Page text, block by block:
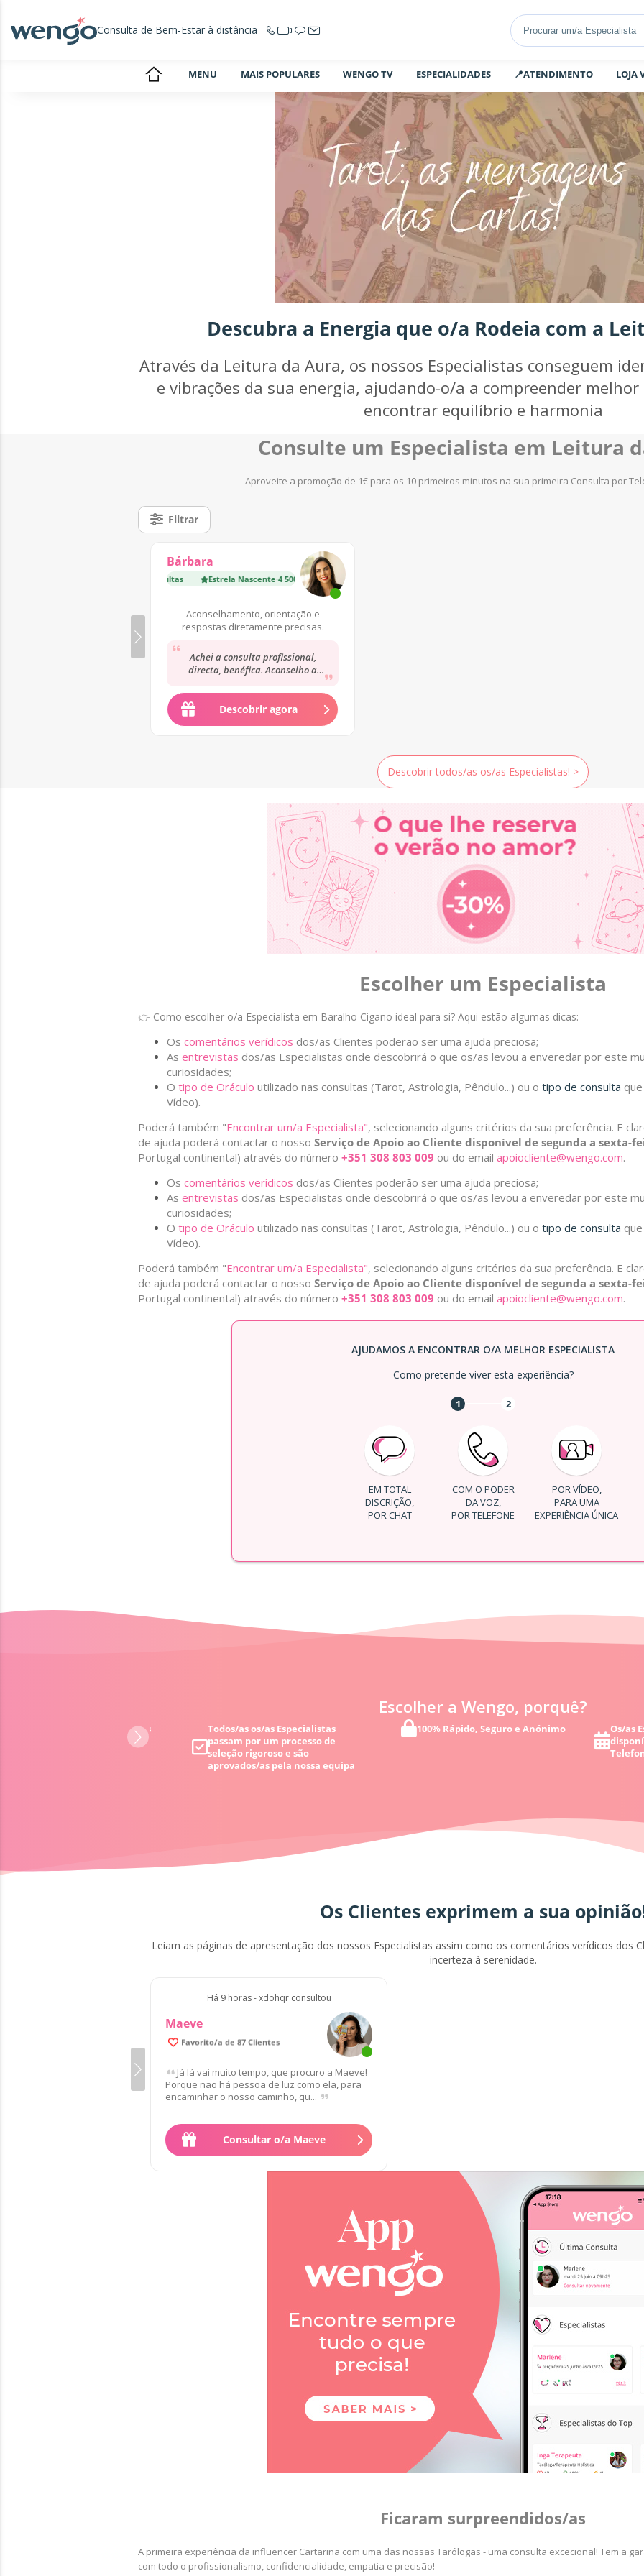
Consulta de Bem-Estar à distância
MENU MAIS POPULARES WENGO TV ESPECIALIDADES 📍ATENDIMENTO LOJA
Descubra a Energia que o/a Rodeia com a
Através da Leitura da Aura, os nossos Especialistas conseguem
e vibrações da sua energia, ajudando-o/a a compreender
encontrar equilíbrio e harmonia
Consulte um Especialista em Leitura
Aproveite a promoção de 1€ para os 10 primeiros minutos na sua primeira Consulta por
Filtrar
Bárbara
Estrela Nascente·4 500 Consultas
Aconselhamento, orientação e
respostas diretamente precisas.
Achei a consulta profissional,
directa, benéfica. Aconselho a
consultarem pois acredito que ficam
satisfeitos
Descobrir agora
Descobrir todos/as os/as Especialistas! >
Escolher um Especialista
👉 Como escolher o/a Especialista em Baralho Cigano ideal para si? Aqui estão algumas dicas:
Os comentários verídicos dos/as Clientes poderão ser uma ajuda preciosa;
As entrevistas dos/as Especialistas onde descobrirá o que os/as levou a enveredar por este
curiosidades;
O tipo de Oráculo utilizado nas consultas (Tarot, Astrologia, Pêndulo...) ou o tipo de consulta
Vídeo).
Poderá também "Encontrar um/a Especialista", selecionando alguns critérios da sua preferência. E
de ajuda poderá contactar o nosso Serviço de Apoio ao Cliente disponível de segunda a sexta-
Portugal continental) através do número +351 308 803 009 ou do email apoiocliente@wengo.com.
Os comentários verídicos dos/as Clientes poderão ser uma ajuda preciosa;
As entrevistas dos/as Especialistas onde descobrirá o que os/as levou a enveredar por este
curiosidades;
O tipo de Oráculo utilizado nas consultas (Tarot, Astrologia, Pêndulo...) ou o tipo de consulta
Vídeo).
Poderá também "Encontrar um/a Especialista", selecionando alguns critérios da sua preferência. E
de ajuda poderá contactar o nosso Serviço de Apoio ao Cliente disponível de segunda a sexta-
Portugal continental) através do número +351 308 803 009 ou do email apoiocliente@wengo.com.
AJUDAMOS A ENCONTRAR O/A MELHOR ESPECIALISTA
Como pretende viver esta experiência?
1 2
EM TOTAL
DISCRIÇÃO,
POR CHAT
COM O PODER
DA VOZ,
POR TELEFONE
POR VÍDEO,
PARA UMA
EXPERIÊNCIA ÚNICA
Escolher a Wengo, porquê?
98% de Clientes satisfeitos
Todos/as os/as Especialistas
passam por um processo de
seleção rigoroso e são
aprovados/as pela nossa equipa
100% Rápido, Seguro e Anónimo
Os/as
Os Clientes exprimem a sua
Leiam as páginas de apresentação dos nossos Especialistas assim como os comentários verídicos dos
incerteza à serenidade.
Há 9 horas - xdohqr consultou
Maeve
99.6% de Clientes satisfeitos/as
Favorito/a de 87 Clientes
Já lá vai muito tempo, que procuro a Maeve!
Porque não há pessoa de luz como ela, para
encaminhar o nosso caminho, qu...
Consultar o/a Maeve
Ficaram surpreendidos/as
A primeira experiência da influencer Cartarina com uma das nossas Tarólogas - uma consulta excecional! Tem a
com todo o profissionalismo, confidencialidade, empatia e precisão!